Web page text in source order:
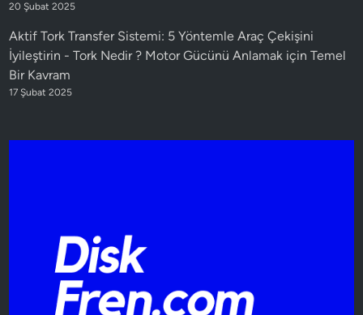
20 Şubat 2025
Aktif Tork Transfer Sistemi: 5 Yöntemle Araç Çekişini
İyileştirin -Tork Nedir ? Motor Gücünü Anlamak için Temel
Bir Kavram
17 Şubat 2025